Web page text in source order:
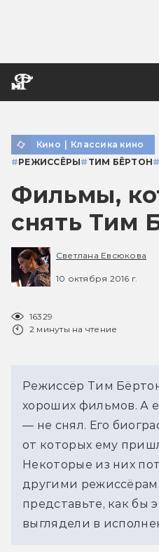
Кино | Классика кино
#РЕЖИССЁРЫ# ТИМ БЁРТОН#
Фильмы,
снять Тим
Светлана Евсюкова
10 октября 2016 г.
16329
2 минуты на чтение
Режиссёр Тим
хороших фильмов. А
— не снял. Его
от которых ему
Некоторые из них
другими
представьте, как бы
выглядели в